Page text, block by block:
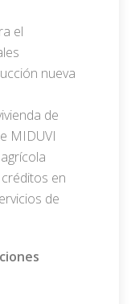
el
nueva
de
MIDUVI
en
de